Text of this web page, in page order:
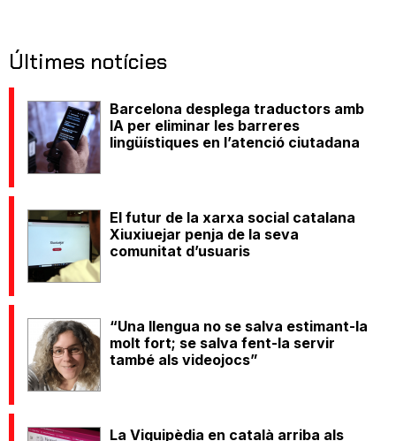
Últimes notícies
Barcelona desplega traductors amb
IA per eliminar les barreres
lingüístiques en l’atenció ciutadana
El futur de la xarxa social catalana
Xiuxiuejar penja de la seva
comunitat d’usuaris
“Una llengua no se salva estimant-la
molt fort; se salva fent-la servir
també als videojocs”
La Viquipèdia en català arriba als